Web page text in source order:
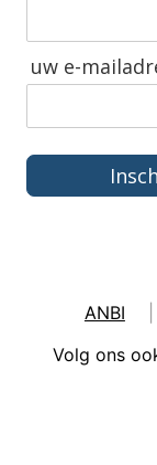
uw e-
ANBI
Volg ons